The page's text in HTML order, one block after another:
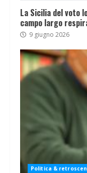
La Sicilia del voto
campo largo
9 giugno 2026
Politica &